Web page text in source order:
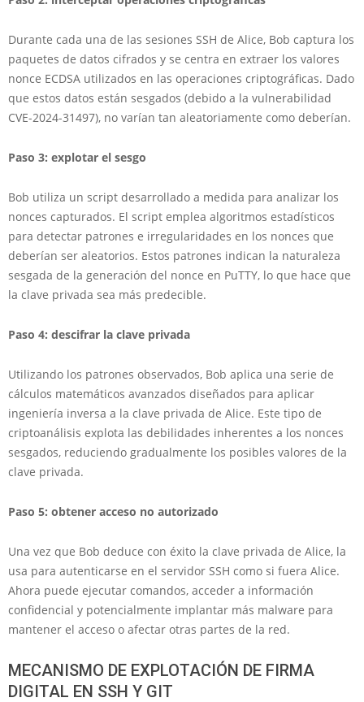
Durante cada una de las sesiones SSH de Alice, Bob captura los
paquetes de datos cifrados y se centra en extraer los valores
nonce ECDSA utilizados en las operaciones criptográficas. Dado
que estos datos están sesgados (debido a la vulnerabilidad
CVE-2024-31497), no varían tan aleatoriamente como deberían.
Paso 3: explotar el sesgo
Bob utiliza un script desarrollado a medida para analizar los
nonces capturados. El script emplea algoritmos estadísticos
para detectar patrones e irregularidades en los nonces que
deberían ser aleatorios. Estos patrones indican la naturaleza
sesgada de la generación del nonce en PuTTY, lo que hace que
la clave privada sea más predecible.
Paso 4: descifrar la clave privada
Utilizando los patrones observados, Bob aplica una serie de
cálculos matemáticos avanzados diseñados para aplicar
ingeniería inversa a la clave privada de Alice. Este tipo de
criptoanálisis explota las debilidades inherentes a los nonces
sesgados, reduciendo gradualmente los posibles valores de la
clave privada.
Paso 5: obtener acceso no autorizado
Una vez que Bob deduce con éxito la clave privada de Alice, la
usa para autenticarse en el servidor SSH como si fuera Alice.
Ahora puede ejecutar comandos, acceder a información
confidencial y potencialmente implantar más malware para
mantener el acceso o afectar otras partes de la red.
MECANISMO DE EXPLOTACIÓN DE FIRMA
DIGITAL EN SSH Y GIT